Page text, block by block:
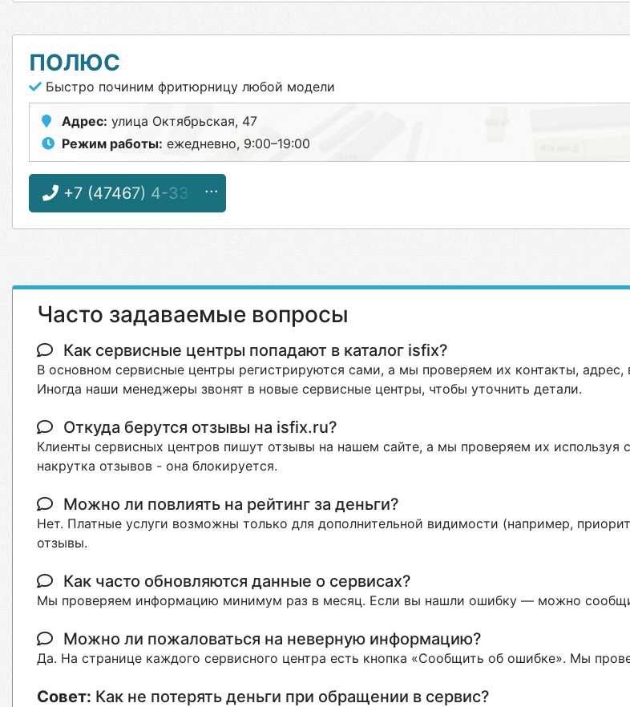
ПОЛЮС
Быстро починим фритюрницу любой модели
Адрес: улица Октябрьская, 47
Режим работы: ежедневно, 9:00–19:00
+7 (47467) 4-33-17
Часто задаваемые вопросы
Как сервисные центры попадают в каталог isfix?
В основном сервисные центры регистрируются сами, а мы проверяем их контакты,
Иногда наши менеджеры звонят в новые сервисные центры, чтобы уточнить детали.
Откуда берутся отзывы на isfix.ru?
Клиенты сервисных центров пишут отзывы на нашем сайте, а мы проверяем их используя
накрутка отзывов - она блокируется.
Можно ли повлиять на рейтинг за деньги?
Нет. Платные услуги возможны только для дополнительной видимости (например,
отзывы.
Как часто обновляются данные о сервисах?
Мы проверяем информацию минимум раз в месяц. Если вы нашли ошибку — можно
Можно ли пожаловаться на неверную информацию?
Да. На странице каждого сервисного центра есть кнопка «Сообщить об ошибке». Мы
Совет: Как не потерять деньги при обращении в сервис?